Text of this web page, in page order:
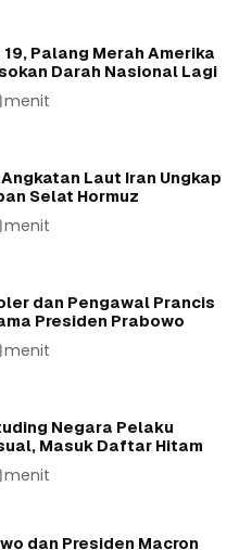
Palang Merah Amerika
Darah Nasional Lagi
menit
Laut Iran Ungkap
Selat Hormuz
menit
dan Pengawal Prancis
Presiden Prabowo
menit
Negara Pelaku
Masuk Daftar Hitam
menit
dan Presiden Macron